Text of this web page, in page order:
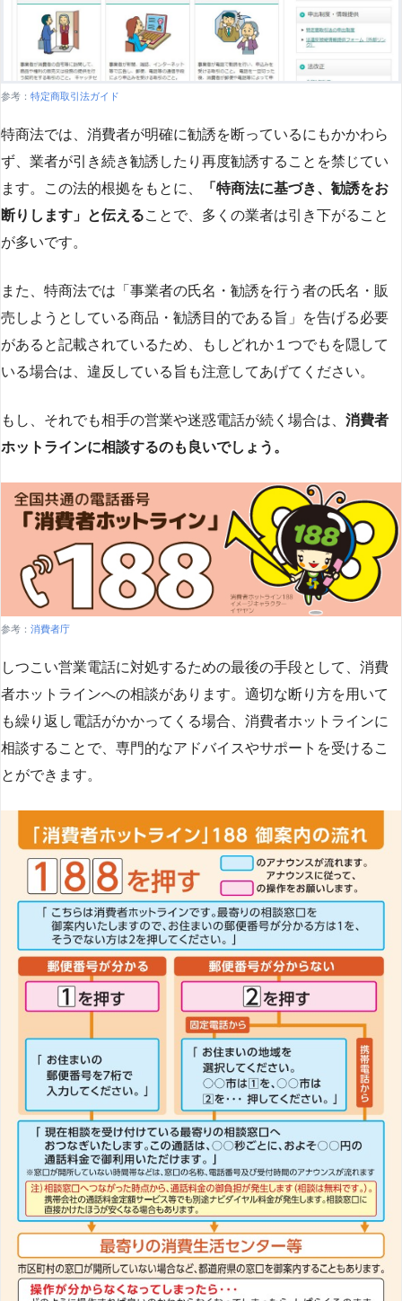
参考： 特定商取引法ガイド
特商法では、消費者が明確に勧誘を断っているにもかかわら
ず、業者が引き続き勧誘したり再度勧誘することを禁じてい
ます。この法的根拠をもとに、
「特商法に基づき、勧誘をお
断りします」と伝えることで、多くの業者は引き下がること
が多いです​​。
また、特商法では「事業者の氏名・勧誘を行う者の氏名・販
売しようとしている商品・勧誘目的である旨」を告げる必要
があると記載されているため、もしどれか１つでもを隠して
いる場合は、違反している旨も注意してあげてください。
もし、それでも相手の営業や迷惑電話が続く場合は、 消費者
ホットラインに相談するのも良いでしょう。
参考： 消費者庁
しつこい営業電話に対処するための最後の手段として、消費
者ホットラインへの相談があります。適切な断り方を用いて
も繰り返し電話がかかってくる場合、消費者ホットラインに
相談することで、専門的なアドバイスやサポートを受けるこ
とができます​​。